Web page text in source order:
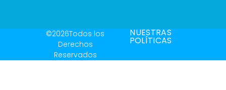
©2026Todos los
Derechos
Reservados
NUESTRAS
POLÍTICAS